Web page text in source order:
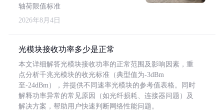
轴荷限值标准
2026年8月4日
光模块接收功率多少是正常
本文详细解答光模块接收功率的正常范围及影响因素，重
点分析千兆光模块的收光标准（典型值为-3dBm
至-24dBm），并提供不同速率光模块的参考值表格。同时
解释功率异常的常见原因（如光纤损耗、连接器问题）及
解决方案，帮助用户快速判断网络性能问题。